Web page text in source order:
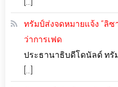
ทรัมป์ส่งจดหมายแจ้ง “ลิซ
ว่าการเฟด
ประธานาธิบดีโดนัลด์ ทรั